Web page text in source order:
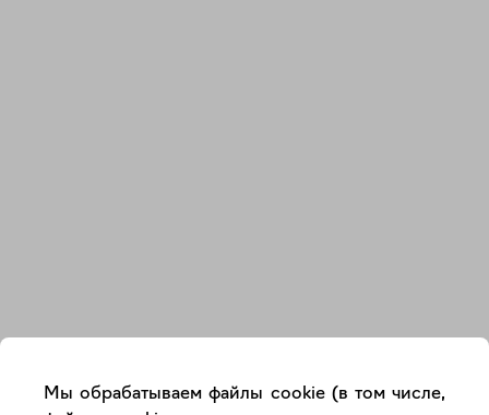
Мы обрабатываем файлы cookie (в том числе,